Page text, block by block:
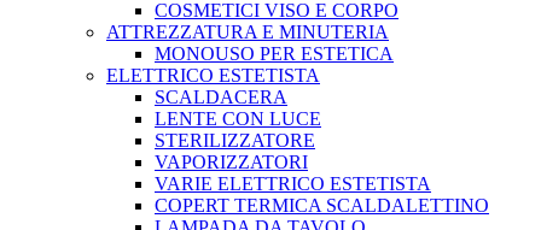
COSMETICI VISO E CORPO
ATTREZZATURA E MINUTERIA
MONOUSO PER ESTETICA
ELETTRICO ESTETISTA
SCALDACERA
LENTE CON LUCE
STERILIZZATORE
VAPORIZZATORI
VARIE ELETTRICO ESTETISTA
COPERT TERMICA SCALDALETTINO